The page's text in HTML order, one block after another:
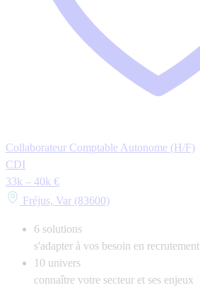
Collaborateur Comptable Autonome (H/F)
CDI
33k – 40k €
Fréjus, Var (83600)
6 solutions
s'adapter à vos besoin en recrutement
10 univers
connaître votre secteur et ses enjeux